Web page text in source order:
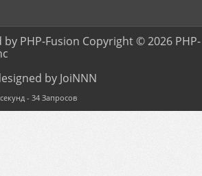
by PHP-Fusion Copyright © 2026 PHP-
by JoiNNN
- 34 Запросов